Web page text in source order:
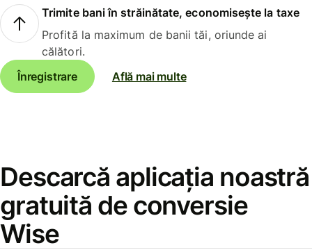
Trimite bani în străinătate, economisește la taxe
Profită la maximum de banii tăi, oriunde ai
călători.
Înregistrare
Află mai multe
Descarcă aplicația noastră
gratuită de conversie
Wise